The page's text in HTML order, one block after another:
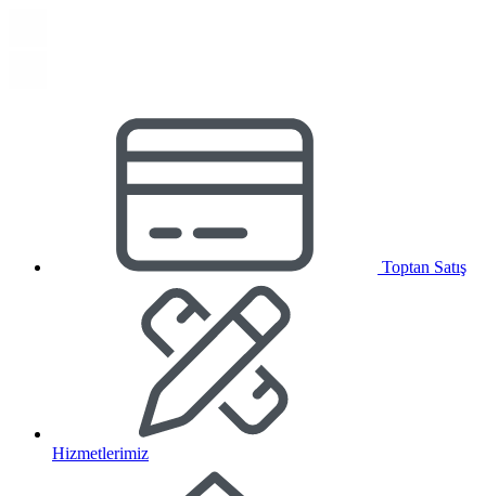
Toptan Satış
Hizmetlerimiz